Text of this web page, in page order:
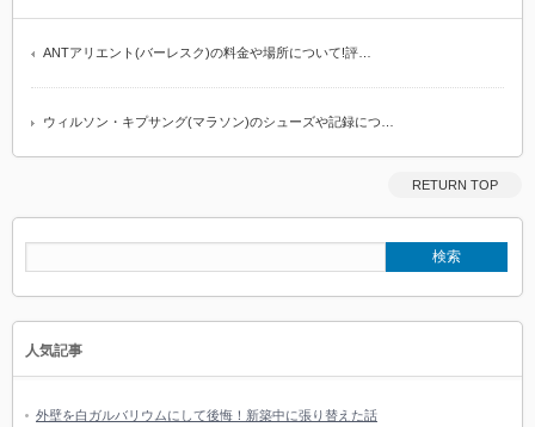
ANTアリエント(バーレスク)の料金や場所について!評…
ウィルソン・キプサング(マラソン)のシューズや記録につ…
RETURN TOP
人気記事
外壁を白ガルバリウムにして後悔！新築中に張り替えた話